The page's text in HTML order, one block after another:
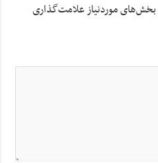
بخش‌های موردنیاز علامت‌گذاری